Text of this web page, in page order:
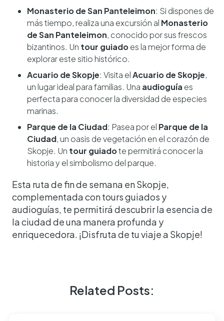
Monasterio de San Panteleimon: Si dispones de
más tiempo, realiza una excursión al Monasterio
de San Panteleimon, conocido por sus frescos
bizantinos. Un tour guiadoes la mejor forma de
explorar este sitio histórico.
Acuario de Skopje: Visita elAcuario de Skopje,
un lugar ideal para familias. Una audioguía es
perfecta para conocer la diversidad de especies
marinas.
Parque de la Ciudad: Pasea por el Parque de la
Ciudad, un oasis de vegetación en el corazón de
Skopje. Un tour guiadote permitirá conocer la
historia y el simbolismo del parque.
Esta ruta de fin de semana en Skopje,
complementada con tours guiados y
audioguías, te permitirá descubrir la esencia de
la ciudad de una manera profunda y
enriquecedora. ¡Disfruta de tu viaje a Skopje!
Related Posts: